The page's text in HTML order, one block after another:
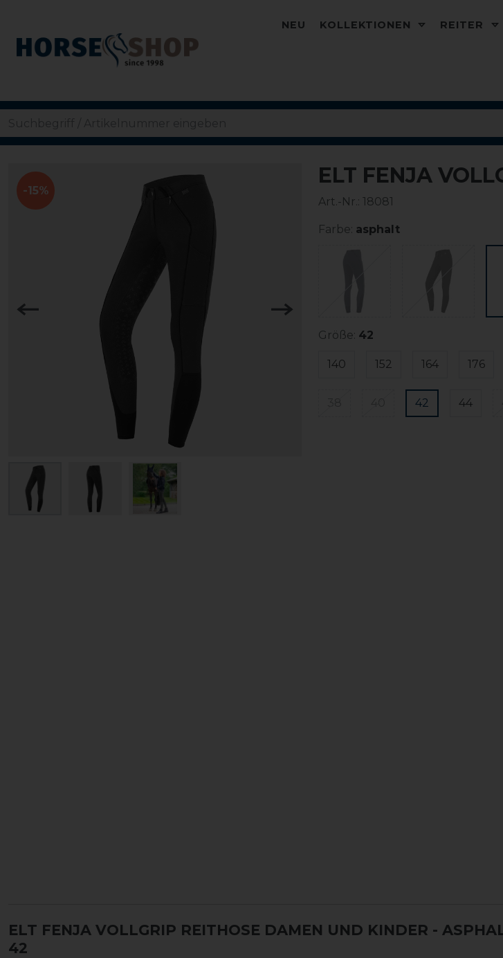
NEU KOLLEKTIONEN REITER
-15%
ELT FENJA
Art.-Nr.: 18081
Farbe: asphalt
Größe: 42
140 152 164 176
42 44
ELT FENJA VOLLGRIP REITHOSE DAMEN UND KINDER -
42